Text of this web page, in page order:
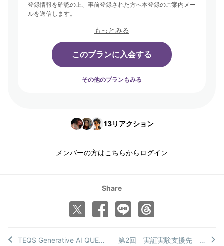
登録情報を確認の上、事前登録された方へ本登録のご案内メー
ルを送信します。
もっとみる
このプランに入会する
その他のプランもみる
13リアクション
メンバーの方はこちらからログイン
Share
TEQS Generative AI QUEST DemoDAY【JDLA岡田理事招聘】新規ビジネス創出！CDLE大阪・福岡、大阪市公式認定事業に協力参画 CDLE大阪Meetup#37 第2回 実証実験支援先 見学会～UR森之宮団地で実施する実証実験を見学し、企業の狙いやリアルを知る～CDLE大阪Meetup#34実施報告